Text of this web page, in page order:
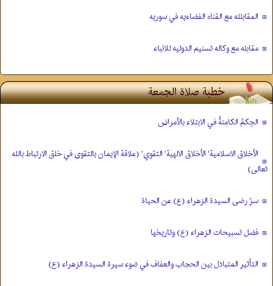
المقابلله مع القناه الفضاءيه في سوريه
مقابله مع وکاله تسنیم الدولیه للانباء
خطبة صلاة الجمعة
الحٍكَمُ الكامِنةُ في الابتلاء بالأمراض
الأخلاق الاسلامية‘ الأخلاق الالهية‘ التقوي‘ (علاقة الإيمان بالتقوى في خلق الارتباط بالله
تعالى)
سرّ رضى السيدة الزهراء (ع) عن الحياة
فضل تسبيحات الزهراء (ع) وتاريخها
التأثير المتبادَل بين الحجاب والعفاف في ضوء سيرة السيدة الزهراء (ع)